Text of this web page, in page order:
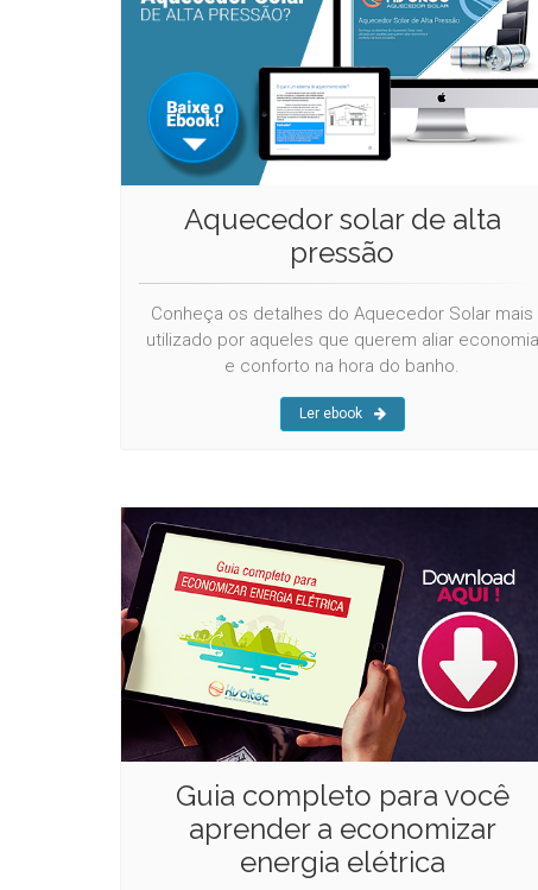
Aquecedor solar de alta
pressão
Conheça os detalhes do Aquecedor Solar mais
utilizado por aqueles que querem aliar economia
e conforto na hora do banho.
Ler ebook
Guia completo para você
aprender a economizar
energia elétrica